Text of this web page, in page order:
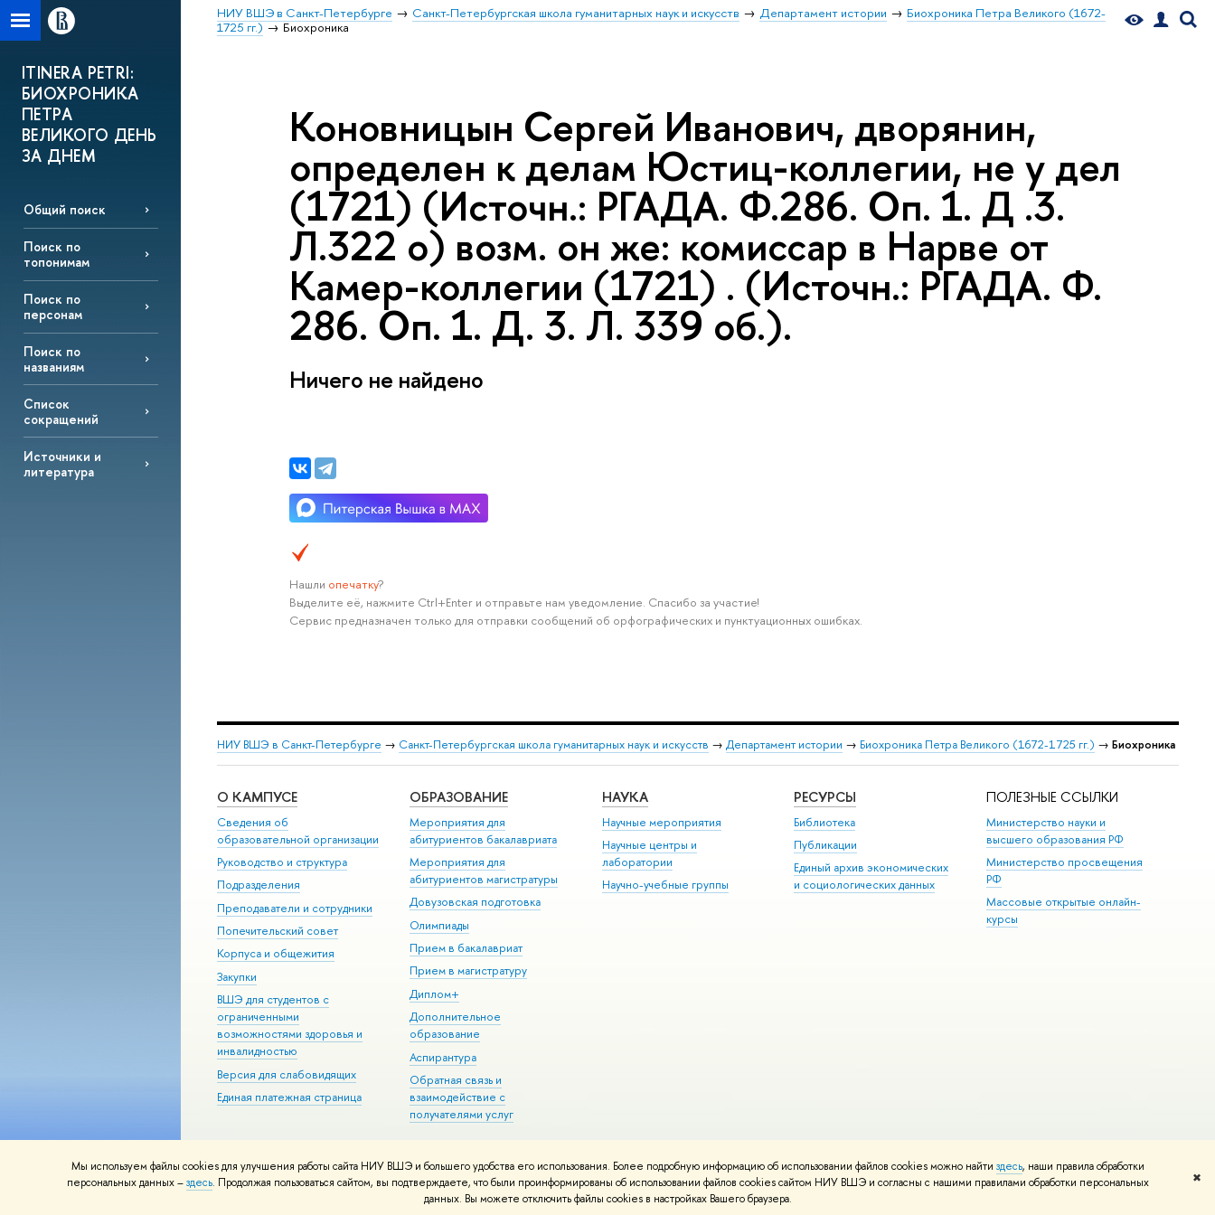
Мы используем файлы cookies для улучшения работы сайта НИУ ВШЭ и большего удобства его использования. Более подробную информацию об использовании файлов cookies можно найти здесь, наши правила обработки
персональных данных –здесь. Продолжая пользоваться сайтом, вы подтверждаете, что были проинформированы об использовании файлов cookies сайтом НИУ ВШЭ и согласны с нашими правилами обработки персональных
данных. Вы можете отключить файлы cookies в настройках Вашего браузера.
✖
НИУ ВШЭ в Санкт-Петербурге Санкт-Петербургская школа гуманитарных наук и искусств Департамент истории
Биохроника Петра Великого (1672-
1725 гг.)
Биохроника
ITINERA PETRI:
БИОХРОНИКА
ПЕТРА
ВЕЛИКОГО ДЕНЬ
ЗА ДНЕМ
Общий поиск
Поиск по
топонимам
Поиск по
персонам
Поиск по
названиям
Список
сокращений
Источники и
литература
Коновницын Сергей Иванович, дворянин,
определен к делам Юстиц-коллегии, не у дел
(1721) (Источн.: РГАДА. Ф.286. Оп. 1. Д .3.
Л.322 о) возм. он же: комиссар в Нарве от
Камер-коллегии (1721) . (Источн.: РГАДА. Ф.
286. Оп. 1. Д. 3. Л. 339 об.).
Ничего не найдено
Нашли опечатку?
Выделите её, нажмите Ctrl+Enter и отправьте нам уведомление. Спасибо за участие!
Сервис предназначен только для отправки сообщений об орфографических и пунктуационных ошибках.
НИУ ВШЭ в Санкт-Петербурге → Санкт-Петербургская школа гуманитарных наук и искусств → Департамент истории → Биохроника Петра Великого (1672-1725 гг.) → Биохроника
О КАМПУСЕ
Сведения об
образовательной организации
Руководство и структура
Подразделения
Преподаватели и сотрудники
Попечительский совет
Корпуса и общежития
Закупки
ВШЭ для студентов с
ограниченными
возможностями здоровья и
инвалидностью
Версия для слабовидящих
Единая платежная страница
ОБРАЗОВАНИЕ
Мероприятия для
абитуриентов бакалавриата
Мероприятия для
абитуриентов магистратуры
Довузовская подготовка
Олимпиады
Прием в бакалавриат
Прием в магистратуру
Диплом+
Дополнительное
образование
Аспирантура
Обратная связь и
взаимодействие с
получателями услуг
НАУКА
Научные мероприятия
Научные центры и
лаборатории
Научно-учебные группы
РЕСУРСЫ
Библиотека
Публикации
Единый архив экономических
и социологических данных
ПОЛЕЗНЫЕ ССЫЛКИ
Министерство науки и
высшего образования РФ
Министерство просвещения
РФ
Массовые открытые онлайн-
курсы
Редактору
© НИУ ВШЭ 1993–2026 Адреса и контакты Условия использования материалов Политика конфиденциальности Карта сайта
Шрифты HSE Sans и HSE Slab разработаны вШколе дизайна НИУ ВШЭ